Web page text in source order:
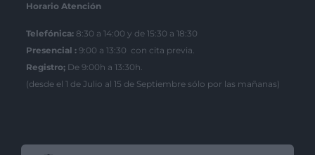
Horario Atención
Telefónica: 8:30 a 14:00 y de 15:30 a 18:30
Presencial : 9:00 a 13:30 con cita previa.
Registro; De 9:00h a 13:30h.
(desde el 1 de Julio al 15 de Septiembre sólo por las mañanas)